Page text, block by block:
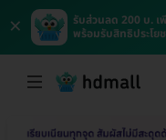
×
รับส่วนลด 200 บ.
พร้อมรับสิทธิประโย